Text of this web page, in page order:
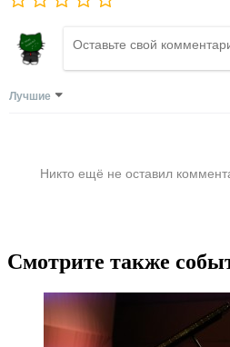
Лучшие
Никто ещё не оставил
Смотрите также